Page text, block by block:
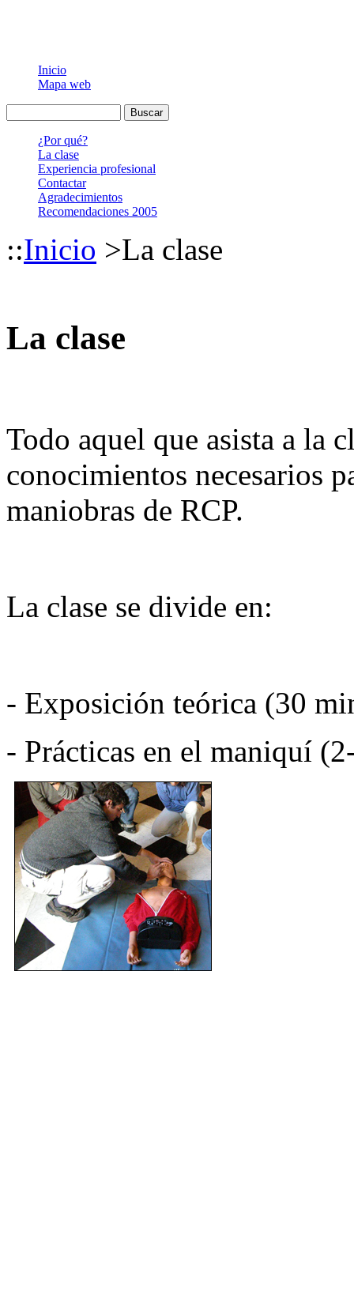
Inicio
Mapa web
¿Por qué?
La clase
Experiencia profesional
Contactar
Agradecimientos
Recomendaciones 2005
::Inicio >La clase
La clase
Todo aquel que asista a la
conocimientos necesarios
maniobras de RCP.
La clase se divide en:
- Exposición teórica (30
- Prácticas en el maniquí